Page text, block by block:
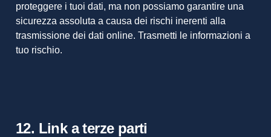
proteggere i tuoi dati, ma non possiamo garantire una
sicurezza assoluta a causa dei rischi inerenti alla
trasmissione dei dati online. Trasmetti le informazioni a
tuo rischio.
12. Link a terze parti